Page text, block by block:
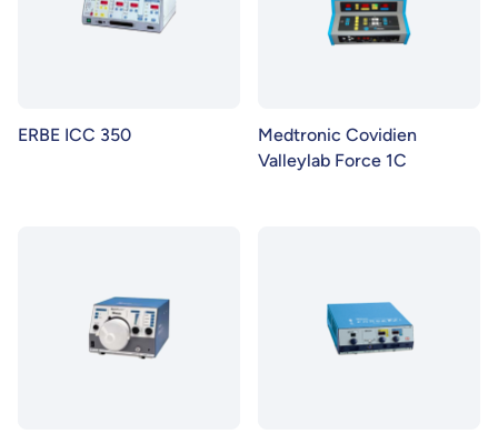
ERBE ICC 350
Medtronic Covidien
Valleylab Force 1C